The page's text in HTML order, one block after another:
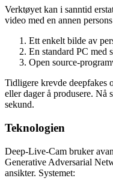
Verktøyet kan i sanntid
video med en annen
Ett enkelt bilde av
En standard PC med
Open source-
Tidligere krevde deepfakes
eller dager å produsere. Nå
sekund.
Teknologien
Deep-Live-Cam bruker
Generative Adversarial
ansikter. Systemet: